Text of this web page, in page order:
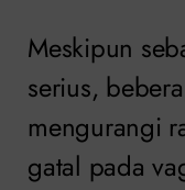
Meskipun
serius,
mengurangi
gatal pada